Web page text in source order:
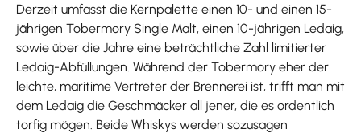
Derzeit umfasst die Kernpalette einen 10- und einen 15-
jährigen Tobermory Single Malt, einen 10-jährigen Ledaig,
sowie über die Jahre eine beträchtliche Zahl limitierter
Ledaig-Abfüllungen. Während der Tobermory eher der
leichte, maritime Vertreter der Brennerei ist, trifft man mit
dem Ledaig die Geschmäcker all jener, die es ordentlich
torfig mögen. Beide Whiskys werden sozusagen